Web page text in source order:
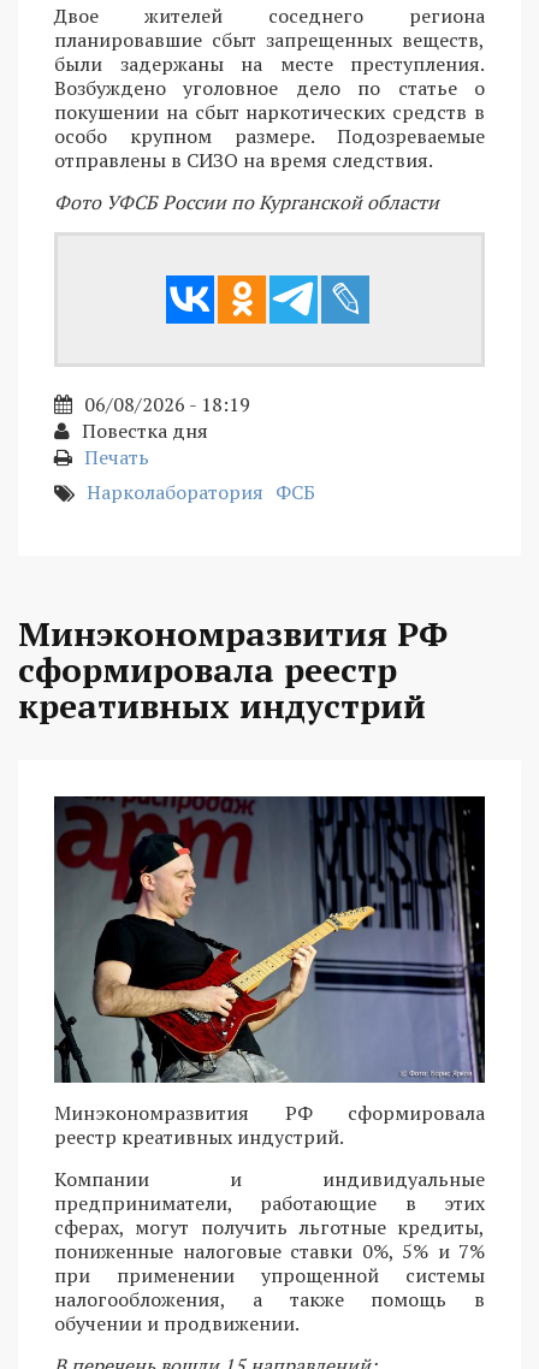
Двое жителей соседнего региона
планировавшие сбыт запрещенных веществ,
были задержаны на месте преступления.
Возбуждено уголовное дело по статье о
покушении на сбыт наркотических средств в
особо крупном размере. Подозреваемые
отправлены в СИЗО на время следствия.
Фото УФСБ России по Курганской области
06/08/2026 - 18:19
Повестка дня
Печать
Нарколаборатория ФСБ
Минэкономразвития РФ
сформировала реестр
креативных индустрий
Минэкономразвития РФ сформировала
реестр креативных индустрий.
Компании и индивидуальные
предприниматели, работающие в этих
сферах, могут получить льготные кредиты,
пониженные налоговые ставки 0%, 5% и 7%
при применении упрощенной системы
налогообложения, а также помощь в
обучении и продвижении.